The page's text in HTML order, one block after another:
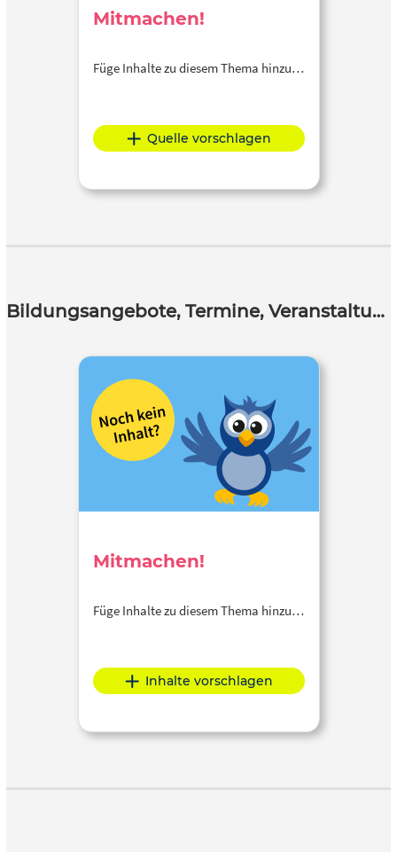
Mitmachen!
Füge Inhalte zu diesem Thema hinzu…
Quelle vorschlagen
Bildungsangebote, Termine, Veranstaltungen
Mitmachen!
Füge Inhalte zu diesem Thema hinzu…
Inhalte vorschlagen